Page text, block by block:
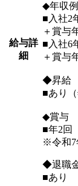
給与詳
細
◆年収例
■入社2
＋賞与
■入社6
＋賞与
◆昇給
■あり（
◆賞与
■年2回
※令和7
◆退職
■あり